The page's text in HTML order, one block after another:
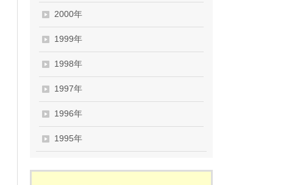
2000年
1999年
1998年
1997年
1996年
1995年